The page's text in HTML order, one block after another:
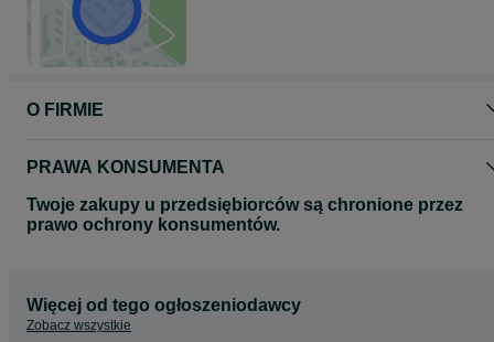
O FIRMIE
PRAWA KONSUMENTA
Twoje zakupy u przedsiębiorców są chronione przez
prawo ochrony konsumentów.
Więcej od tego ogłoszeniodawcy
Zobacz wszystkie